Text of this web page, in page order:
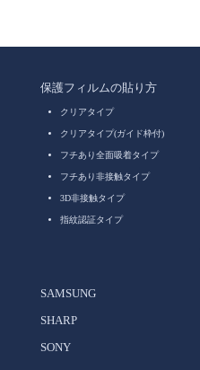
保護フィルムの貼り方
クリアタイプ
クリアタイプ(ガイド枠付)
フチあり全面吸着タイプ
フチあり非接触タイプ
3D非接触タイプ
指紋認証タイプ
SAMSUNG
SHARP
SONY